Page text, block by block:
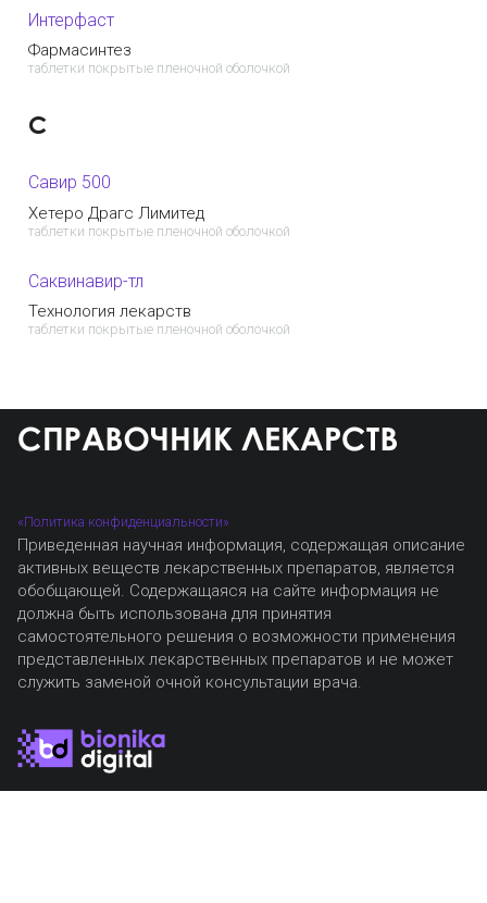
Интерфаст
Фармасинтез
таблетки покрытые пленочной оболочкой
С
Савир 500
Хетеро Драгс Лимитед
таблетки покрытые пленочной оболочкой
Саквинавир-тл
Технология лекарств
таблетки покрытые пленочной оболочкой
«Политика конфиденциальности»
Приведенная научная информация, содержащая описание
активных веществ лекарственных препаратов, является
обобщающей. Содержащаяся на сайте информация не
должна быть использована для принятия
самостоятельного решения о возможности применения
представленных лекарственных препаратов и не может
служить заменой очной консультации врача.